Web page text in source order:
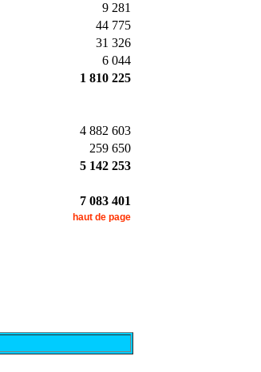
9 281
44 775
31 326
6 044
1 810 225
4 882 603
259 650
5 142 253
7 083 401
haut de page